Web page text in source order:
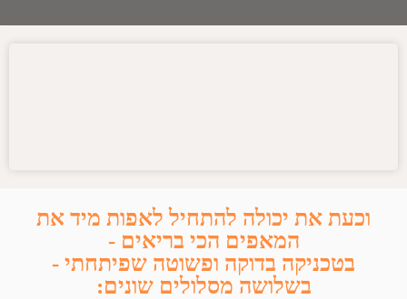
וכעת את יכולה להתחיל לאפות מיד את
המאפים הכי בריאים -
בטכניקה בדוקה ופשוטה שפיתחתי -
בשלושה מסלולים שונים: